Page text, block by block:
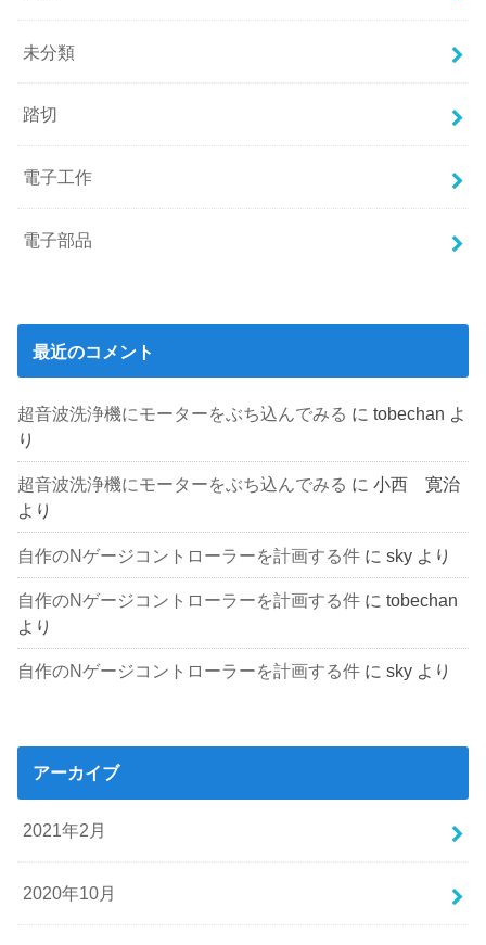
未分類
踏切
電子工作
電子部品
最近のコメント
超音波洗浄機にモーターをぶち込んでみる にtobechan よ
り
超音波洗浄機にモーターをぶち込んでみる に小西 寛治
より
自作のNゲージコントローラーを計画する件 にsky より
自作のNゲージコントローラーを計画する件 にtobechan
より
自作のNゲージコントローラーを計画する件 にsky より
アーカイブ
2021年2月
2020年10月